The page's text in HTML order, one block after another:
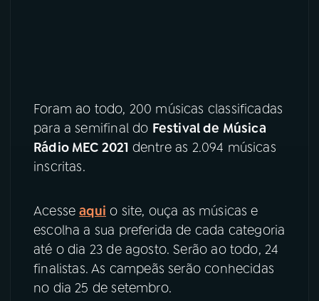
Foram ao todo, 200 músicas classificadas
para a semifinal do Festival de Música
Rádio MEC 2021 dentre as 2.094 músicas
inscritas.
Acesseaqui o site, ouça as músicas e
escolha a sua preferida de cada categoria
até o dia 23 de agosto. Serão ao todo, 24
finalistas. As campeãs serão conhecidas
no dia 25 de setembro.